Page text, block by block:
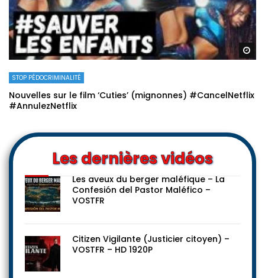
STOP PÉDOCRIMINALITÉ
Nouvelles sur le film ‘Cuties’ (mignonnes) #CancelNetflix
#AnnulezNetflix
Les dernières vidéos
Les aveux du berger maléfique – La
Confesión del Pastor Maléfico –
VOSTFR
Citizen Vigilante (Justicier citoyen) –
VOSTFR – HD 1920P